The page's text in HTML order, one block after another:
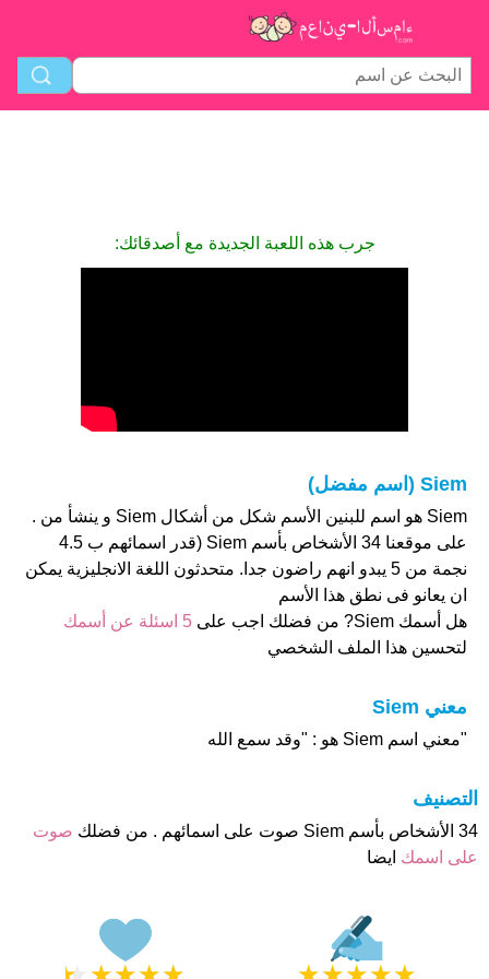
جرب هذه اللعبة الجديدة مع أصدقائك:
Siem (اسم مفضل)
Siem هو اسم للبنين الأسم شكل من أشكال Siem و ينشأ من .
على موقعنا 34 الأشخاص بأسم Siem (قدر اسمائهم ب 4.5
نجمة من 5 يبدو انهم راضون جدا. متحدثون اللغة الانجليزية يمكن
ان يعانو فى نطق هذا الأسم
هل أسمك Siem? من فضلك اجب على
5 اسئلة عن أسمك
لتحسين هذا الملف الشخصي
معني Siem
"معني اسم Siem هو : "وقد سمع الله
التصنيف
34 الأشخاص بأسم Siem صوت على اسمائهم . من فضلك
صوت
على اسمك ايضا